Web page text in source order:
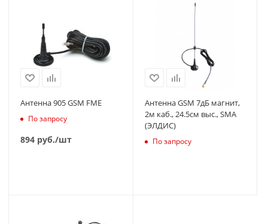
Антенна 905 GSM FME
По запросу
894 руб./шт
Антенна GSM 7дБ магнит,
2м каб., 24.5см выс., SMA
(ЭЛДИС)
По запросу